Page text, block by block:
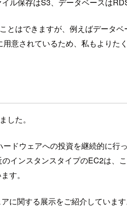
とはできますが、例えばデータ
意されているため、私もよりた
した。
ドウェアへの投資を継続的に行
インスタンスタイプのEC2は、
す。
に関する展示をご紹介しています